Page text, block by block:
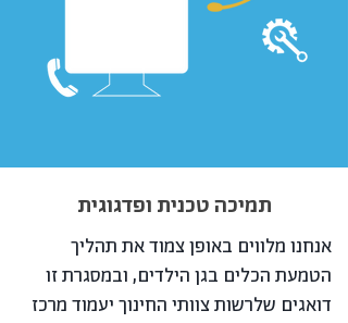
תמיכה טכנית ופדגוגית
אנחנו מלווים באופן צמוד את תהליך
הטמעת הכלים בגן הילדים, ובמסגרת זו
דואגים שלרשות צוותי החינוך יעמוד מרכז